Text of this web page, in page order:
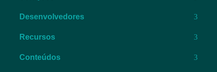
Desenvolvedores
Recursos
Conteúdos